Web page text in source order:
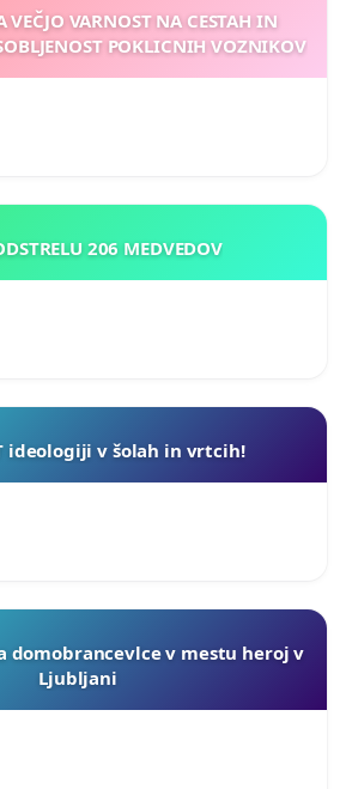
VEČJO VARNOST NA CESTAH IN
POKLICNIH VOZNIKOV
206 MEDVEDOV
ideologiji v šolah in vrtcih!
domobrancevlce v mestu heroj v
Ljubljani